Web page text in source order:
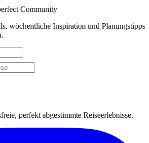
Community
wöchentliche Inspiration und Planungstipps
perfekt abgestimmte Reiseerlebnisse.